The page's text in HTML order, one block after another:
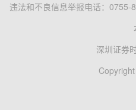
违法和不良信息举报电话：0755-
深圳证券